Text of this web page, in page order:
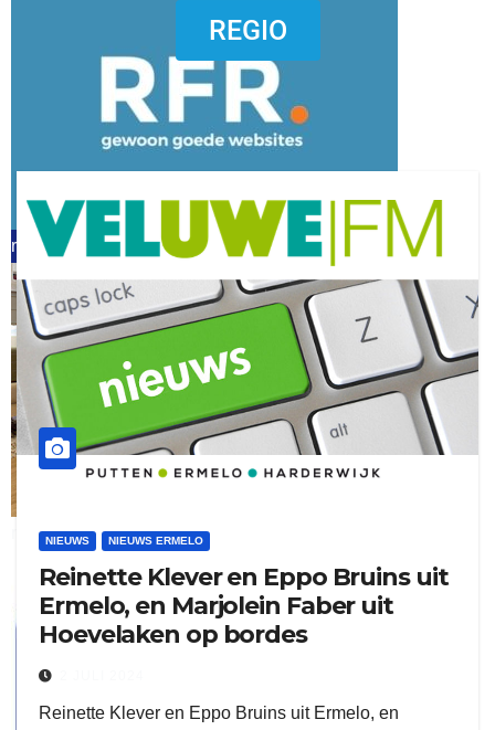
word vrijwilliger (1)
refreshed webdesign putten
ruitengaparket
REGIO
NIEUWS NIEUWS ERMELO
Reinette Klever en Eppo Bruins uit
Ermelo, en Marjolein Faber uit
Hoevelaken op bordes
Reinette Klever en Eppo Bruins uit Ermelo, en